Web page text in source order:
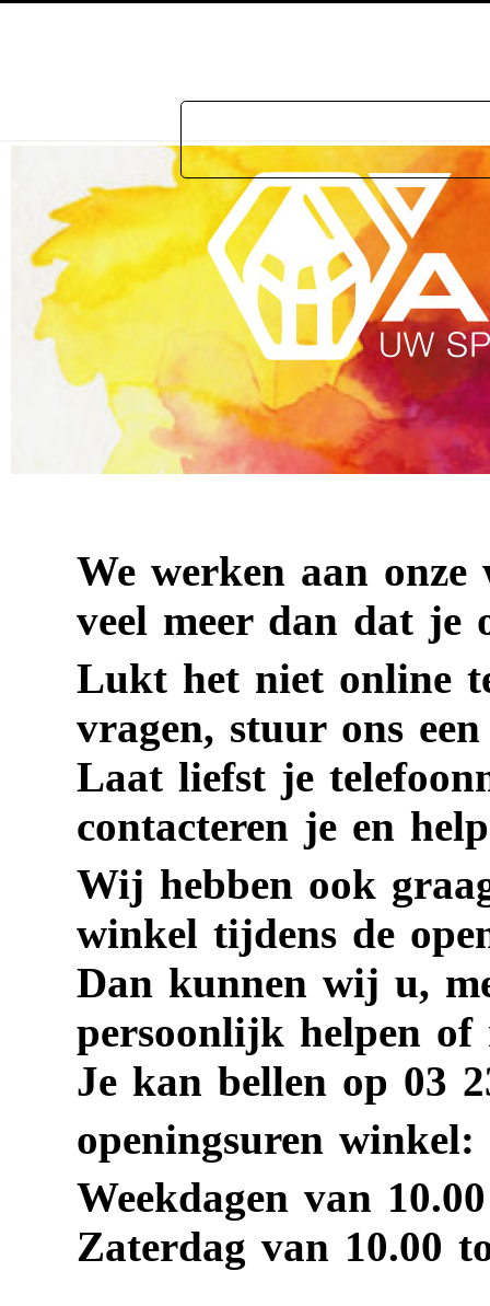
We werken aan
veel meer dan dat je
Lukt het niet online
vragen, stuur ons
Laat liefst je
contacteren je en
Wij hebben ook
winkel tijdens de
Dan kunnen wij u,
persoonlijk helpen of
Je kan bellen op 03
openingsuren winkel:
Weekdagen van
Zaterdag van 10.00